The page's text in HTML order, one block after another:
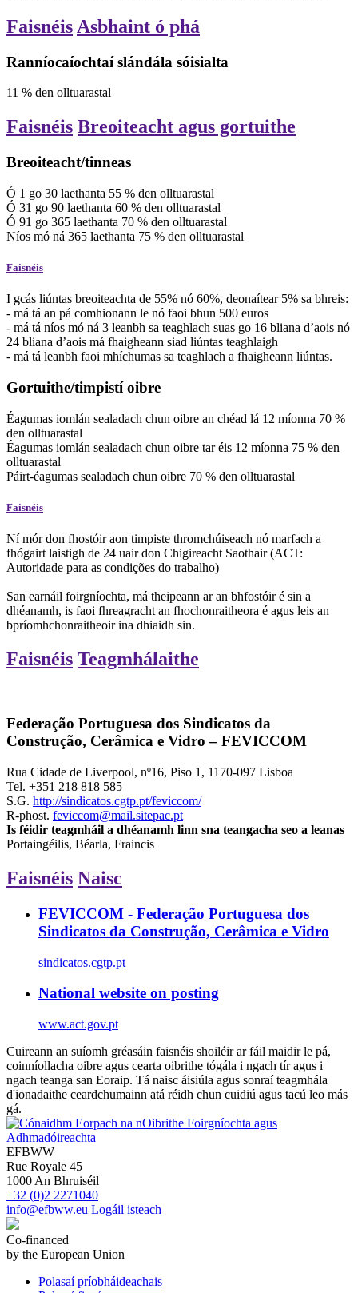
Faisnéis Asbhaint ó phá
Ranníocaíochtaí slándála sóisialta
11 % den olltuarastal
Faisnéis Breoiteacht agus gortuithe
Breoiteacht/tinneas
Ó 1 go 30 laethanta 55 % den olltuarastal
Ó 31 go 90 laethanta 60 % den olltuarastal
Ó 91 go 365 laethanta 70 % den olltuarastal
Níos mó ná 365 laethanta 75 % den olltuarastal
Faisnéis
I gcás liúntas breoiteachta de 55% nó 60%, deonaítear 5% sa bhreis:
- má tá an pá comhionann le nó faoi bhun 500 euros
- má tá níos mó ná 3 leanbh sa teaghlach suas go 16 bliana d’aois nó
24 bliana d’aois má fhaigheann siad liúntas teaghlaigh
- má tá leanbh faoi mhíchumas sa teaghlach a fhaigheann liúntas.
Gortuithe/timpistí oibre
Éagumas iomlán sealadach chun oibre an chéad lá 12 míonna 70 %
den olltuarastal
Éagumas iomlán sealadach chun oibre tar éis 12 míonna 75 % den
olltuarastal
Páirt-éagumas sealadach chun oibre 70 % den olltuarastal
Faisnéis
Ní mór don fhostóir aon timpiste thromchúiseach nó marfach a
fhógairt laistigh de 24 uair don Chigireacht Saothair (ACT:
Autoridade para as condições do trabalho)
San earnáil foirgníochta, má theipeann ar an bhfostóir é sin a
dhéanamh, is faoi fhreagracht an fhochonraitheora é agus leis an
bpríomhchonraitheoir ina dhiaidh sin.
Faisnéis Teagmhálaithe
Federação Portuguesa dos Sindicatos da
Construção, Cerâmica e Vidro – FEVICCOM
Rua Cidade de Liverpool, nº16, Piso 1, 1170-097 Lisboa
Tel. +351 218 818 585
S.G. http://sindicatos.cgtp.pt/feviccom/
R-phost. feviccom@mail.sitepac.pt
Is féidir teagmháil a dhéanamh linn sna teangacha seo a leanas
Portaingéilis, Béarla, Fraincis
Faisnéis Naisc
FEVICCOM - Federação Portuguesa dos
Sindicatos da Construção, Cerâmica e Vidro
sindicatos.cgtp.pt
National website on posting
www.act.gov.pt
Cuireann an suíomh gréasáin faisnéis shoiléir ar fáil maidir le pá,
coinníollacha oibre agus cearta oibrithe tógála i ngach tír agus i
ngach teanga san Eoraip. Tá naisc áisiúla agus sonraí teagmhála
d'ionadaithe ceardchumainn atá réidh chun cuidiú agus tacú leo más
gá.
EFBWW
Rue Royale 45
1000 An Bhruiséil
+32 (0)2 2271040
info@efbww.eu Logáil isteach
Co-financed
by the European Union
Polasaí príobháideachais